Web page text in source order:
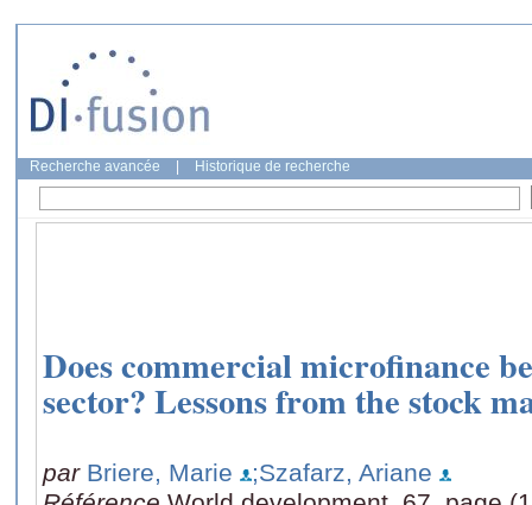
Recherche avancée Historique de recherche
Does commercial microfinance
sector? Lessons from the stock
par Briere, Marie
;Szafarz, Ariane